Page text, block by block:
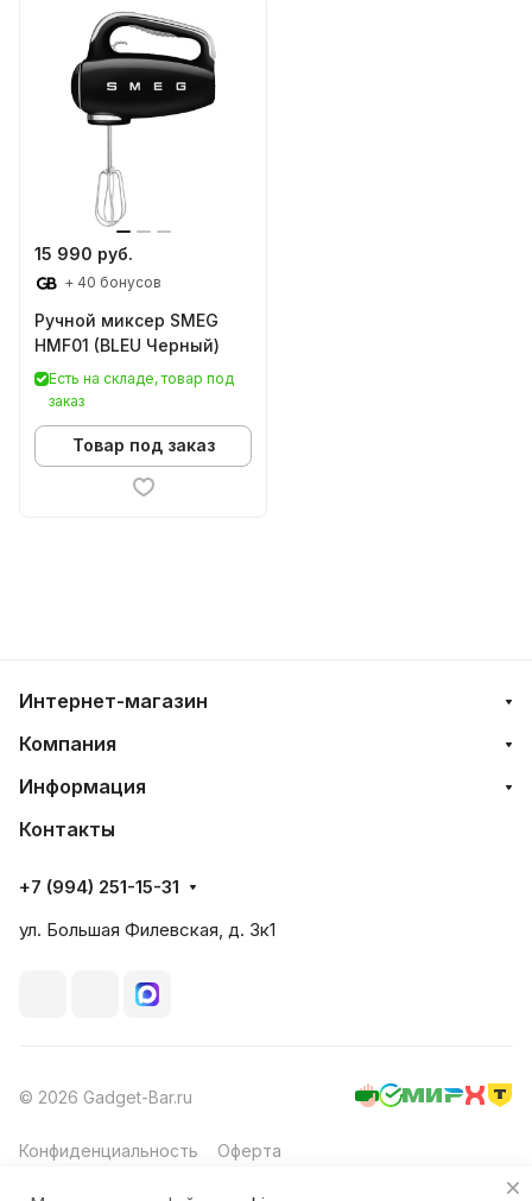
15 990 руб.
+ 40 бонусов
Ручной миксер SMEG
HMF01 (BLEU Черный)
Есть на складе, товар под
заказ
Товар под заказ
Интернет-магазин
Компания
Информация
Контакты
+7 (994) 251-15-31
ул. Большая Филевская, д. 3к1
© 2026 Gadget-Bar.ru
Конфиденциальность Оферта